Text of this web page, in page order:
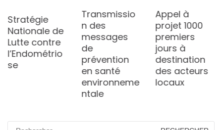
Stratégie
Nationale de
Lutte contre
l’Endométrio
se
Transmissio
n des
messages
de
prévention
en santé
environneme
ntale
Appel à
projet 1000
premiers
jours à
destination
des acteurs
locaux
Rechercher :